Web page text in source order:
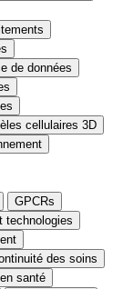
de données
cellulaires 3D
GPCRs
technologies
des soins
santé